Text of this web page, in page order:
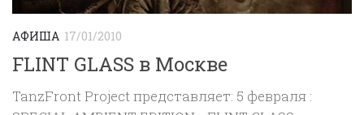
АФИША 17/01/2010
FLINT GLASS в Москве
TanzFront Project представляет: 5 февраля :